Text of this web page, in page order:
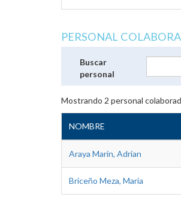
PERSONAL
Buscar
personal
Mostrando 2 personal
NOMBRE
Araya Marin, Adrian
Briceño Meza, Maria